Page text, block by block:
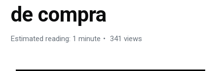
de compra
Estimated reading: 1 minute 341 views